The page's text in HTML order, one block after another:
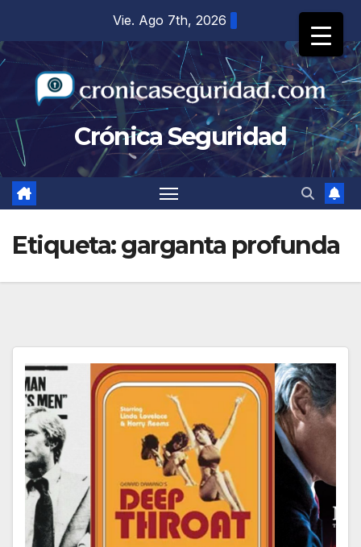
contenido
Vie. Ago 7th, 2026
Crónica Seguridad
Etiqueta:garganta profunda